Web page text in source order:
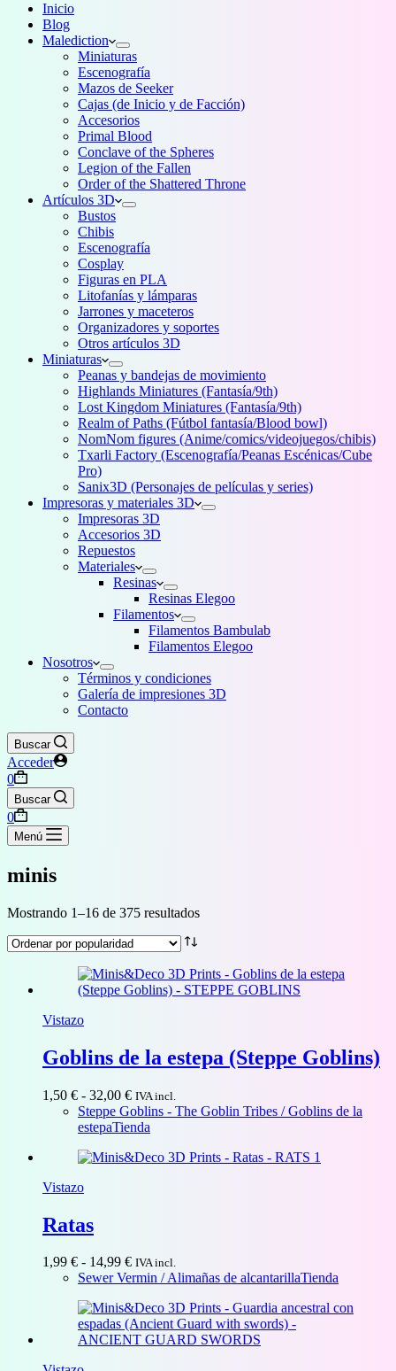
Inicio
Blog
Malediction
Miniaturas
Escenografía
Mazos de Seeker
Cajas (de Inicio y de Facción)
Accesorios
Primal Blood
Conclave of the Spheres
Legion of the Fallen
Order of the Shattered Throne
Artículos 3D
Bustos
Chibis
Escenografía
Cosplay
Figuras en PLA
Litofanías y lámparas
Jarrones y maceteros
Organizadores y soportes
Otros artículos 3D
Miniaturas
Peanas y bandejas de movimiento
Highlands Miniatures (Fantasía/9th)
Lost Kingdom Miniatures (Fantasía/9th)
Realm of Paths (Fútbol fantasía/Blood bowl)
NomNom figures (Anime/comics/videojuegos/chibis)
Txarli Factory (Escenografía/Peanas Escénicas/Cube
Pro)
Sanix3D (Personajes de películas y series)
Impresoras y materiales 3D
Impresoras 3D
Accesorios 3D
Repuestos
Materiales
Resinas
Resinas Elegoo
Filamentos
Filamentos Bambulab
Filamentos Elegoo
Nosotros
Términos y condiciones
Galería de impresiones 3D
Contacto
Buscar
Acceder
Carro
de
compra
0
Buscar
Carro
de
compra
0
Menú
minis
Mostrando 1–16 de 375 resultadosOrdenado
Vistazo
Goblins de la estepa (Steppe Goblins)
1,50 € - 32,00 €Rango
de
precios:
1,50 €
IVA incl.
Steppe Goblins - The Goblin Tribes / Goblins de la
estepaTienda
Vistazo
Ratas
1,99 € - 14,99 €Rango
de
desde
1,99 €
hasta
IVA incl.
Sewer Vermin / Alimañas de alcantarillaTienda